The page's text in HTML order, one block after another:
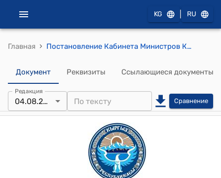
KG RU
Главная › Постановление Кабинета Министров Кыргызской Республики от 4 августа 2023 года № 382 "О кыргызской части совместных межправительственных комиссий по сотрудничеству Кыргызской Республики с иностранными государствами в торгово-экономической, научно-технической и культурно-гуманитарной сфера"
Документ Реквизиты Ссылающиеся документы
Редакция
04.08.2023 Сравнение